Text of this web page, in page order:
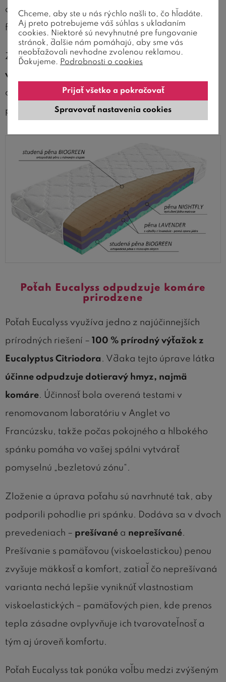
o hustote 40 kg/m3, s povrchovým
fyzioprofilovaním ( systém už popísaný vyššie ).
Z druhej strany matrace sa nachádza cca
vysoká
o vysokom hustote 45 kg/m3, s povrchovým fyzio
profilováním.
Poťah Eucalyss odpudzuje komáre
prirodzene
Poťah Eucalyss využíva jedno z najúčinnejších
prírodných riešení – 100 % prírodný výťažok z
Eucalyptus Citriodora . Vďaka tejto úprave látka
účinne odpudzuje dotieravý hmyz, najmä
komáre. Účinnosť bola overená testami v
renomovanom laboratóriu v Anglet vo
Francúzsku, takže počas pokojného a hlbokého
spánku pomáha vo vašej spálni vytvárať
pomyselnú „bezletovú zónu“.
Zloženie a úprava poťahu sú navrhnuté tak, aby
podporili pohodlie pri spánku. Dodáva sa v dvoch
prevedeniach – prešívané a neprešívané
Prešívanie s pamäťovou (viskoelastickou) penou
zvyšuje mäkkosť a komfort, zatiaľ čo neprešívaná
varianta nechá lepšie vyniknúť vlastnostiam
viskoelastických – pamäťových pien, kde prenos
tepla zásadne ovplyvňuje ich tvarovateľnosť a
tým aj úroveň komfortu.
Poťah Eucalyss tak ponúka voľbu medzi zvýšeným
Chceme, aby ste u nás rýchlo našli to, čo hľadáte.
Aj preto potrebujeme váš súhlas s ukladaním
cookies. Niektoré sú nevyhnutné pre fungovanie
stránok, ďalšie nám pomáhajú, aby sme vás
neobťažovali nevhodne zvolenou reklamou.
Ďakujeme. Podrobnosti o cookies
Spravovať nastavenia cookies
Prijať všetko a pokračovať